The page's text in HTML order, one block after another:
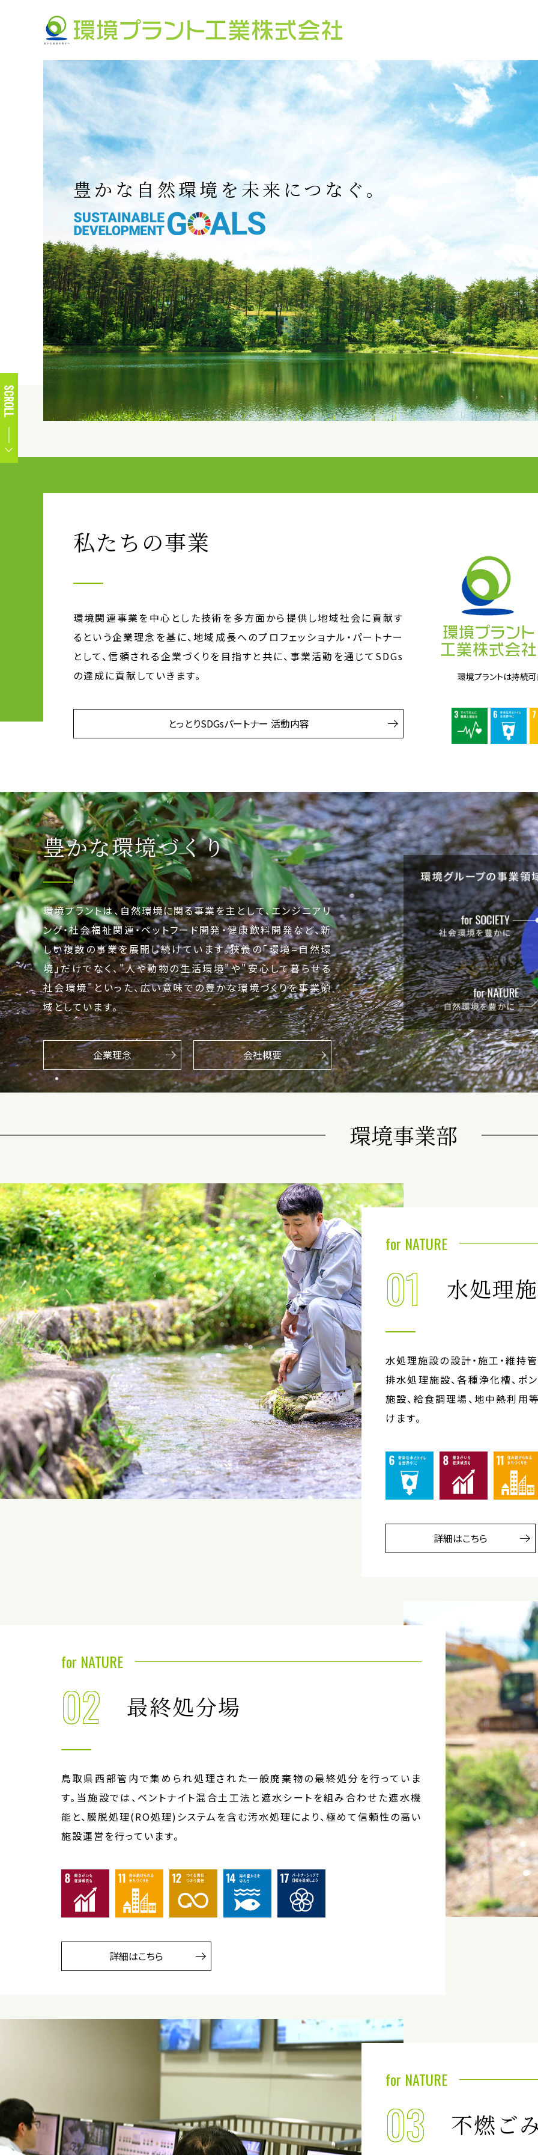
豊かな自然環境を未来につなぐ。
SCROLL
私たちの事業
環境関連事業を中心とした技術を多方面から提供し地域社会に貢献す
るという企業理念を基に、地域成長へのプロフェッショナル・パートナー
として、信頼される企業づくりを目指すと共に、事業活動を通じてSDGs
の達成に貢献していきます。
とっとりSDGsパートナー 活動内容
環境プラントは持続
豊かな環境づくり
環境プラントは、自然環境に関る事業を主として、エンジニアリ
ング・社会福祉関連・ペットフード開発・健康飲料開発など、新
しい複数の事業を展開し続けています。狭義の｢環境=自然環
境｣だけでなく、"人や動物の生活環境"や"安心して暮らせる
社会環境"といった、広い意味での豊かな環境づくりを事業領
域としています。
企業理念 会社概要
環境事業部
for NATURE
01 水処理
水処理施設の設計・施工・維持
排水処理施設、各種浄化槽、ポ
施設、給食調理場、地中熱利用
けます。
詳細はこちら
for NATURE
02 最終処分場
鳥取県西部管内で集められ処理された一般廃棄物の最終処分を行っていま
す。当施設では、ベントナイト混合土工法と遮水シートを組み合わせた遮水機
能と、膜脱処理(RO処理)システムを含む汚水処理により、極めて信頼性の高い
施設運営を行っています。
詳細はこちら
for NATURE
03 不燃ご